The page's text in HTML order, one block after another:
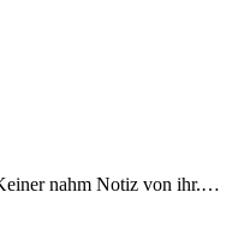
nahm Notiz von ihr.…